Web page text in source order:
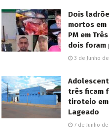
Dois
mortos
PM em
dois foram
3 de Junho
três ficam
tiroteio
Lageado
7 de Junho